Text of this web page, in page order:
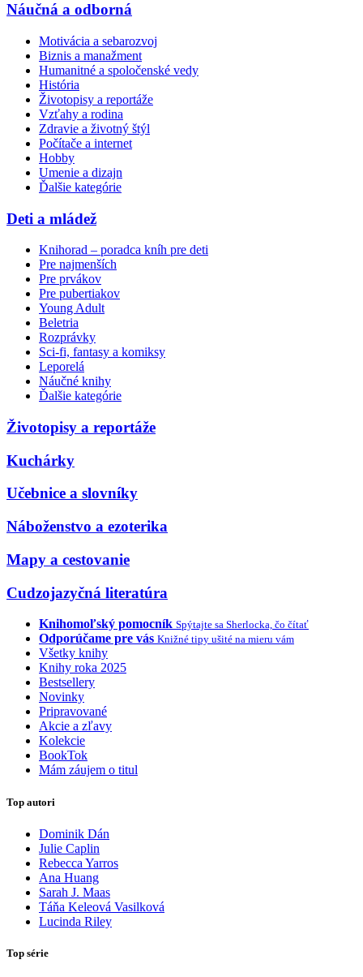
Náučná a odborná
Motivácia a sebarozvoj
Biznis a manažment
Humanitné a spoločenské vedy
História
Životopisy a reportáže
Vzťahy a rodina
Zdravie a životný štýl
Počítače a internet
Hobby
Umenie a dizajn
Ďalšie kategórie
Deti a mládež
Knihorad – poradca kníh pre deti
Pre najmenších
Pre prvákov
Pre pubertiakov
Young Adult
Beletria
Rozprávky
Sci-fi, fantasy a komiksy
Leporelá
Náučné knihy
Ďalšie kategórie
Životopisy a reportáže
Kuchárky
Učebnice a slovníky
Náboženstvo a ezoterika
Mapy a cestovanie
Cudzojazyčná literatúra
Knihomoľský pomocník Spýtajte sa Sherlocka, čo čítať
Odporúčame pre vás Knižné tipy ušité na mieru vám
Všetky knihy
Knihy roka 2025
Bestsellery
Novinky
Pripravované
Akcie a zľavy
Kolekcie
BookTok
Mám záujem o titul
Top autori
Dominik Dán
Julie Caplin
Rebecca Yarros
Ana Huang
Sarah J. Maas
Táňa Keleová Vasilková
Lucinda Riley
Top série